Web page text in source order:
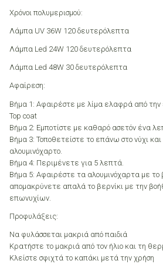
Χρόνοι πολυμερισμού:
Λάμπα UV 36W 120 δευτερόλεπτα
Λάμπα Led 24W 120 δευτερόλεπτα
Λάμπα Led 48W 30 δευτερόλεπτα
Αφαίρεση:
Βήμα 1: Αφαιρέστε με λίμα ελαφρά από την
Top coat
Βήμα 2: Εμποτίστε με καθαρό ασετόν ένα
Βήμα 3: Τοποθετείστε το επάνω στο νύχι και
αλουμινόχαρτο.
Βήμα 4: Περιμένετε για 5 λεπτά.
Βήμα 5: Αφαιρέστε τα αλουμινόχαρτα με το
απομακρύνετε απαλά το βερνίκι με την
επωνυχίων.
Προφυλάξεις:
Να φυλάσσεται μακριά από παιδιά
Κρατήστε το μακριά από τον ήλιο και τη
Κλείστε σφιχτά το καπάκι μετά την χρήση